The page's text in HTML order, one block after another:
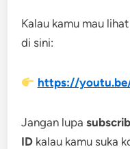
Kalau kamu mau
di sini:
https://
Jangan lupa
ID kalau kamu suka